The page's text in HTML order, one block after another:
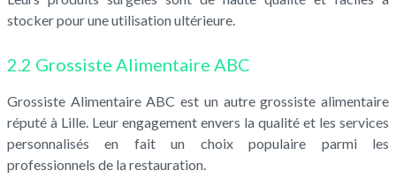
stocker pour une utilisation ultérieure.
2.2 Grossiste Alimentaire ABC
Grossiste Alimentaire ABC est un autre grossiste alimentaire
réputé à Lille. Leur engagement envers la qualité et les services
personnalisés en fait un choix populaire parmi les
professionnels de la restauration.